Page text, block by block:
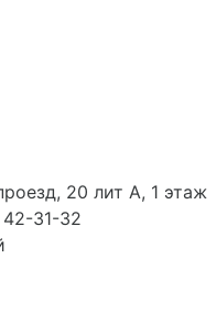
20 лит А, 1 этаж
31-32